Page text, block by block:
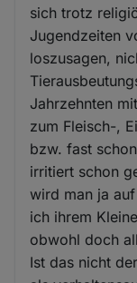
sich trotz
Jugendzeiten
loszusagen,
Jahrzehnten
zum Fleisch-,
bzw. fast
irritiert schon
wird man ja
ich ihrem
obwohl doch
Ist das nicht